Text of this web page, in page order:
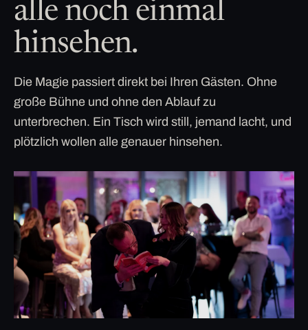
alle noch einmal
hinsehen.
Die Magie passiert direkt bei Ihren Gästen. Ohne
große Bühne und ohne den Ablauf zu
unterbrechen. Ein Tisch wird still, jemand lacht, und
plötzlich wollen alle genauer hinsehen.